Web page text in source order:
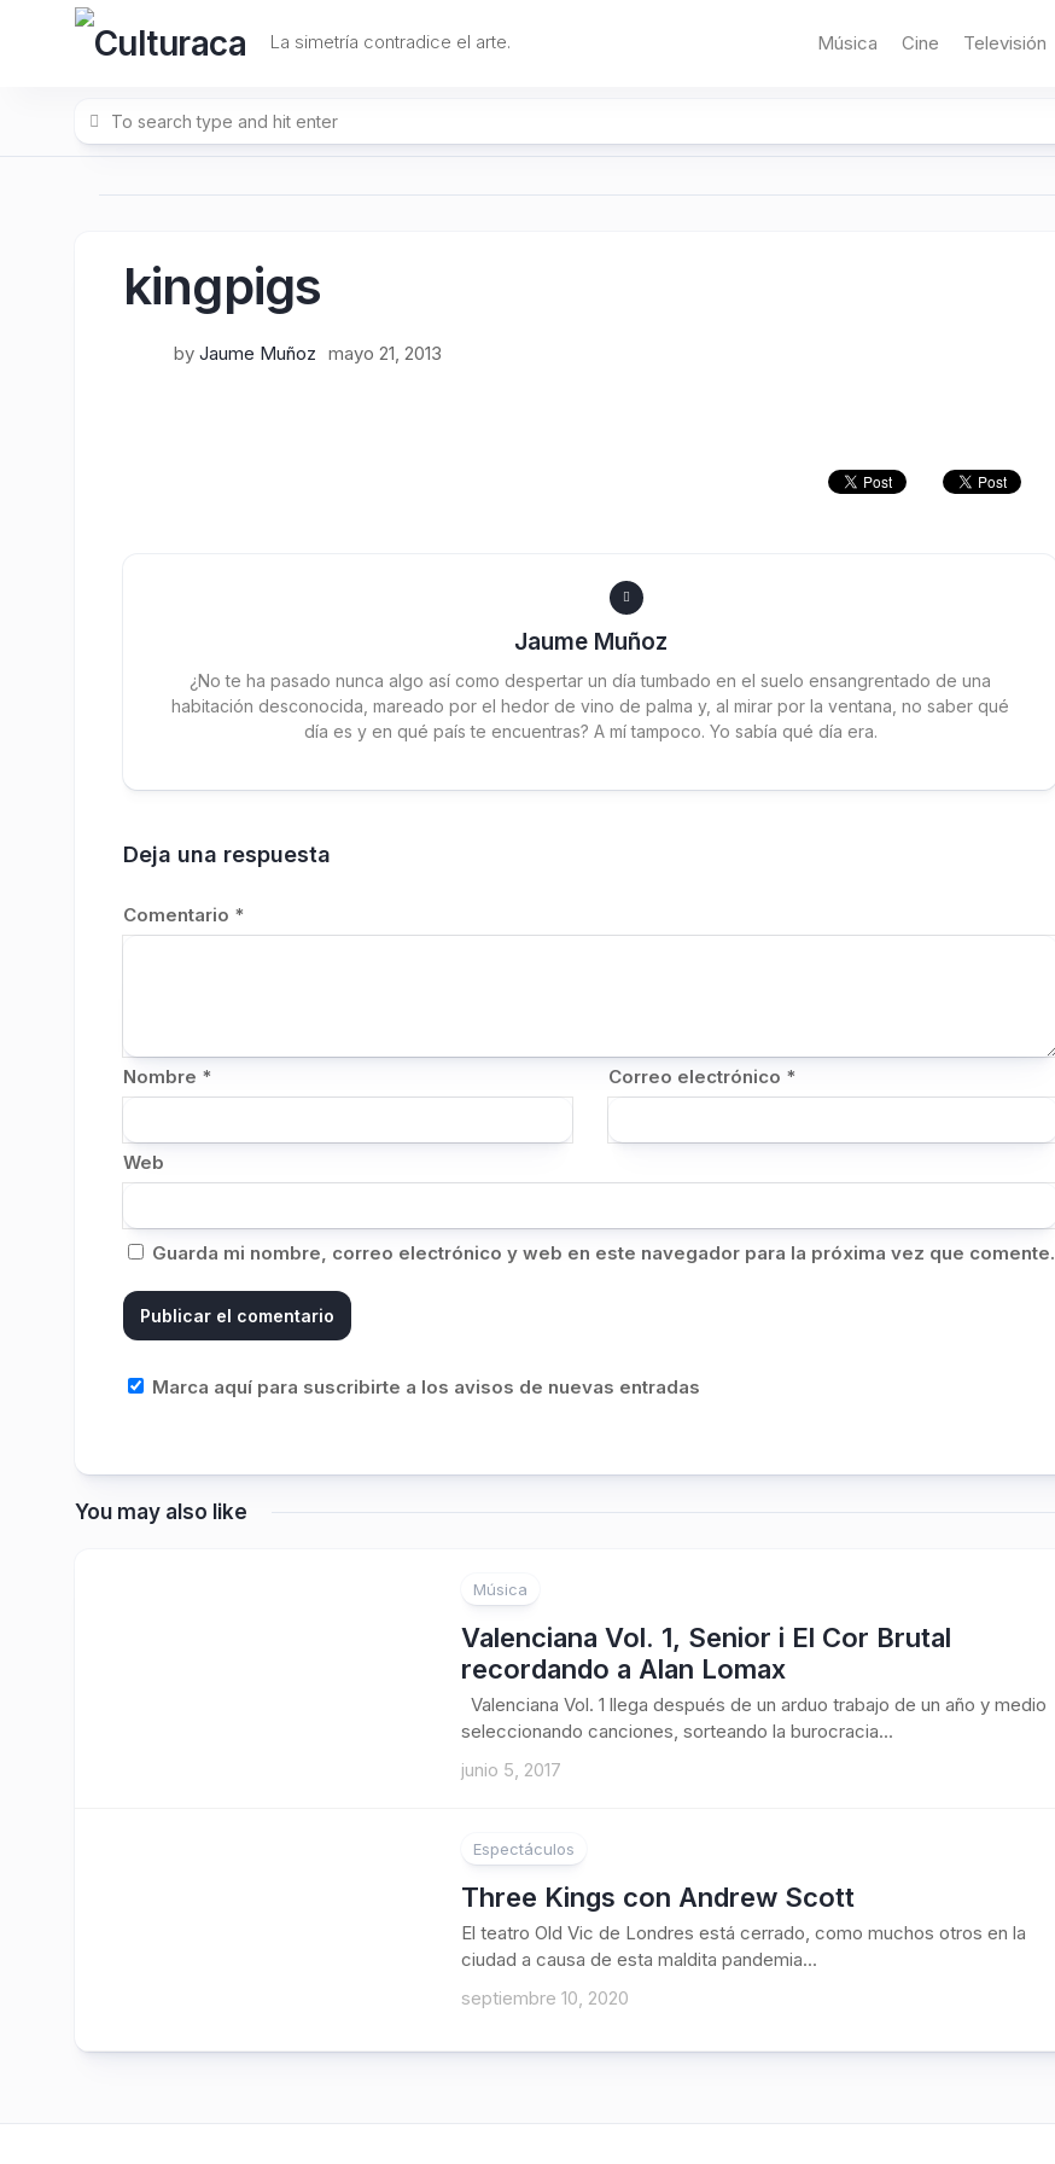
La simetría contradice el arte. Música Cine Televisión
kingpigs
by Jaume Muñoz mayo 21, 2013
Jaume Muñoz
¿No te ha pasado nunca algo así como despertar un día tumbado en el suelo ensangrentado de una
habitación desconocida, mareado por el hedor de vino de palma y, al mirar por la ventana, no saber qué
día es y en qué país te encuentras? A mí tampoco. Yo sabía qué día era.
Deja una respuesta
Comentario *
Nombre * Correo electrónico *
Web
Guarda mi nombre, correo electrónico y web en este navegador para la próxima vez que comente.
Marca aquí para suscribirte a los avisos de nuevas entradas
You may also like
Música
Valenciana Vol. 1, Senior i El Cor Brutal
recordando a Alan Lomax
Valenciana Vol. 1 llega después de un arduo trabajo de un año y medio
seleccionando canciones, sorteando la burocracia...
junio 5, 2017
Espectáculos
Three Kings con Andrew Scott
El teatro Old Vic de Londres está cerrado, como muchos otros en la
ciudad a causa de esta maldita pandemia...
septiembre 10, 2020